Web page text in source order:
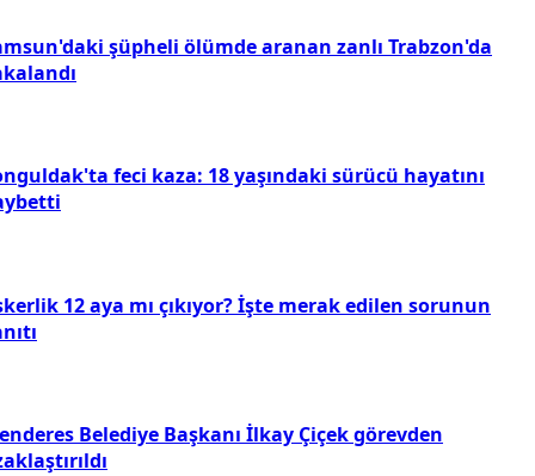
şüpheli ölümde aranan zanlı Trabzon'da
feci kaza: 18 yaşındaki sürücü hayatını
12 aya mı çıkıyor? İşte merak edilen sorunun
Belediye Başkanı İlkay Çiçek görevden